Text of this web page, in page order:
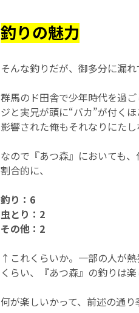
釣りの魅力
そんな釣りだが、御多分に漏れ
群馬のド田舎で少年時代を過
ジと実兄が頭に“バカ”が付く
影響された俺もそれなりにた
なので『あつ森』においても
割合的に、
釣り：6
虫とり：2
その他：2
↑これくらいか。一部の人が
くらい、『あつ森』の釣りは楽
何が楽しいかって、前述の通